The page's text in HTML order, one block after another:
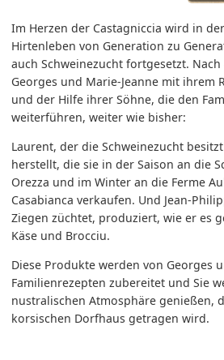
Im Herzen der Castagniccia wird in
Hirtenleben von Generation zu
auch Schweinezucht fortgesetzt. Nach
Georges und Marie-Jeanne mit ihrem
und der Hilfe ihrer Söhne, die den
weiterführen, weiter wie bisher:
Laurent, der die Schweinezucht
herstellt, die sie in der Saison an die
Orezza und im Winter an die Ferme
Casabianca verkaufen. Und Jean-
Ziegen züchtet, produziert, wie er es
Käse und Brocciu.
Diese Produkte werden von Georges
Familienrezepten zubereitet und Sie
nustralischen Atmosphäre genießen,
korsischen Dorfhaus getragen wird.